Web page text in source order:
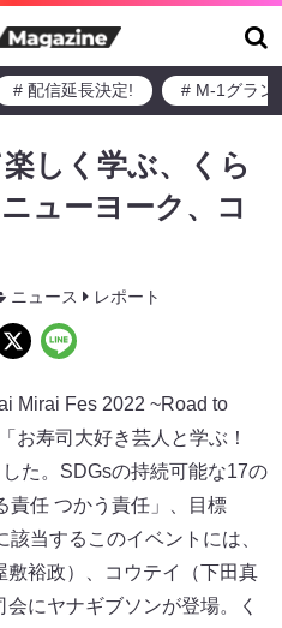
# 配信延長決定! # M-1グラン
しく学ぶ、くら
ューヨーク、コ
ニュース レポート
Mirai Fes 2022 ~Road to
お寿司大好き芸人と学ぶ！
た。SDGsの持続可能な17の
責任 つかう責任」、目標
当するこのイベントには、
裕政）、コウテイ（下田真
にヤナギブソンが登場。く